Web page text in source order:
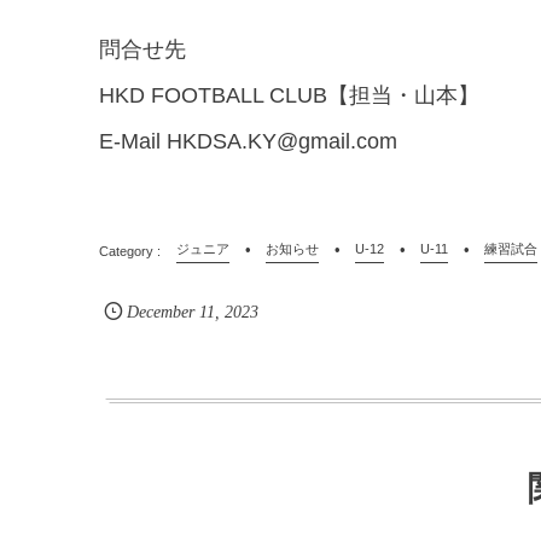
問合せ先
HKD FOOTBALL CLUB【担当・山本】
E-Mail HKDSA.KY@gmail.com
ジュニア お知らせ U-12 U-11 練習試合
December 11,2023